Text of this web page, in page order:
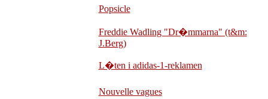
Popsicle
Freddie Wadling "Dr�mmarna" (t&m:
J.Berg)
L�ten i adidas-1-reklamen
Nouvelle vagues